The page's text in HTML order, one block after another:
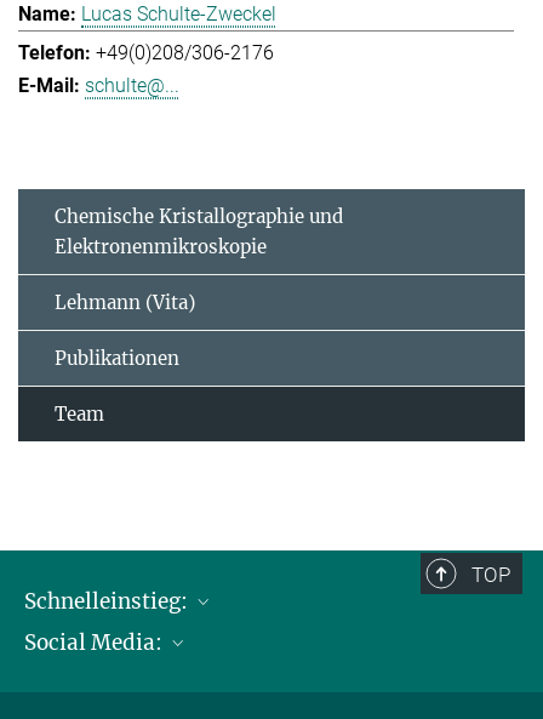
Lucas Schulte-Zweckel
+49(0)208/306-2176
schulte@...
Chemische Kristallographie und
Elektronenmikroskopie
Lehmann (Vita)
Publikationen
Team
TOP
Schnelleinstieg:
Publikationen
Social Media: